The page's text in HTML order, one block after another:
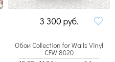
3 300 руб.
Обои Collection for Walls Vinyl
CFW 8020